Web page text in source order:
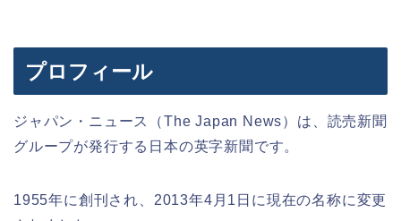
プロフィール
ジャパン・ニュース（The Japan News）は、読売新聞
グループが発行する日本の英字新聞です。
1955年に創刊され、2013年4月1日に現在の名称に変更